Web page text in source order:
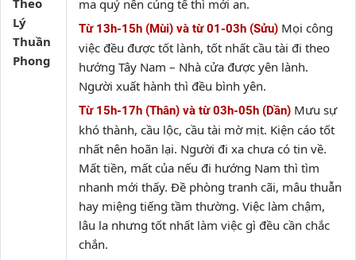
Theo
Lý
Thuần
Phong
ma quỷ nên cúng tế thì mới an.
Từ 13h-15h (Mùi) và từ 01-03h (Sửu) Mọi công
việc đều được tốt lành, tốt nhất cầu tài đi theo
hướng Tây Nam – Nhà cửa được yên lành.
Người xuất hành thì đều bình yên.
Từ 15h-17h (Thân) và từ 03h-05h (Dần) Mưu sự
khó thành, cầu lộc, cầu tài mờ mịt. Kiện cáo tốt
nhất nên hoãn lại. Người đi xa chưa có tin về.
Mất tiền, mất của nếu đi hướng Nam thì tìm
nhanh mới thấy. Đề phòng tranh cãi, mâu thuẫn
hay miệng tiếng tầm thường. Việc làm chậm,
lâu la nhưng tốt nhất làm việc gì đều cần chắc
chắn.